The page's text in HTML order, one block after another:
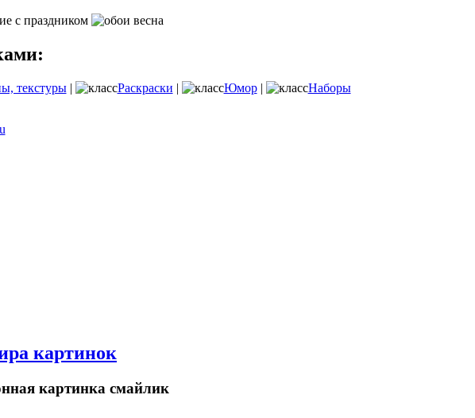
текстуры| Раскраски | Юмор| Наборы
картинок